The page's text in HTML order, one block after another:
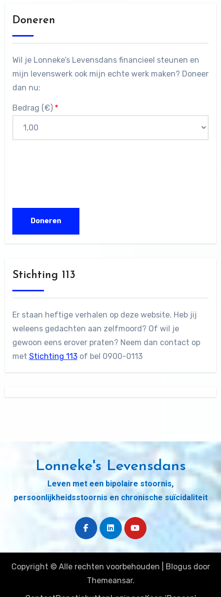
Doneren
Wil je Lonneke’s Levensdans financieel steunen en
mijn levenswerk ook mijn echte werk maken? Doneer
dan nu:
Bedrag (€) *
Stichting 113
Er staan heftige verhalen op deze website. Heb jij
weleens gedachten aan zelfmoord? Of wil je
gewoon eens erover praten? Neem dan contact op
met Stichting 113of bel 0900-0113
Lonneke's Levensdans
Leven met een bipolaire stoornis,
persoonlijkheidsstoornis en chronische suïcidaliteit
Copyright © Alle rechten voorbehouden Blogusdoor
Themeansar.